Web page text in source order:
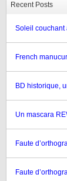
Recent Posts
Soleil couchant
French
BD historique,
Un mascara
Faute
Faute